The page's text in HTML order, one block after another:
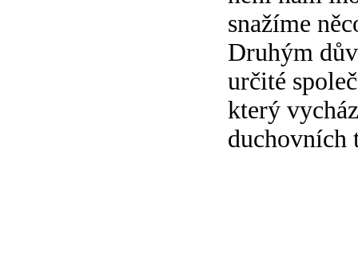
snažíme
Druhým
určité
který
duchovních